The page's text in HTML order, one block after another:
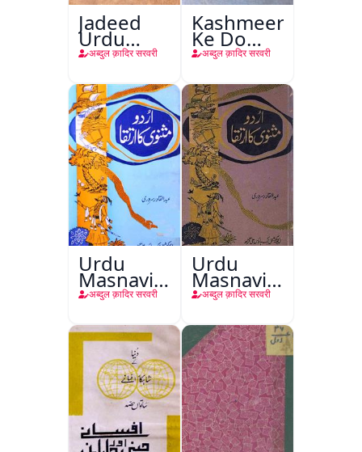
Jadeed
Urdu
Shayari
अब्दुल क़ादिर सरवरी
Kashmeer
Ke Do
Adeeb Do
अब्दुल क़ादिर सरवरी
Urdu
Masnavi
Ka Irtiqa
अब्दुल क़ादिर सरवरी
Urdu
Masnavi
Ka Irteqa
अब्दुल क़ादिर सरवरी